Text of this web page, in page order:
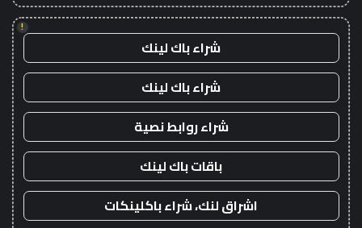
!
شراء باك لينك
شراء باك لينك
شراء روابط نصية
باقات باك لينك
اشراق لنك، شراء باكلينكات